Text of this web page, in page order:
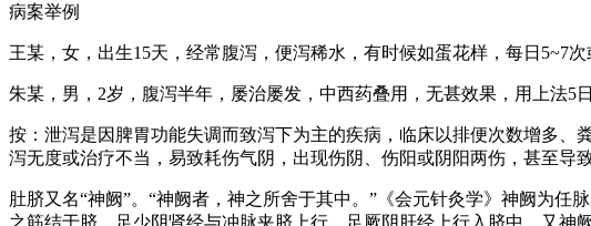
病案举例
王某，女，出生15天，经常腹泻，便泻稀水，有时候如蛋花样，每日5~7
朱某，男，2岁，腹泻半年，屡治屡发，中西药叠用，无甚效果，用上法5
按：泄泻是因脾胃功能失调而致泻下为主的疾病，临床以排便次数增多
泻无度或治疗不当，易致耗伤气阴，出现伤阴、伤阳或阴阳两伤，甚至导
肚脐又名“神阙”。“神阙者，神之所舍于其中。”《会元针灸学》神阙为
之筋结于脐，足少阴肾经与冲脉夹脐上行，足厥阴肝经上行入脐中。又